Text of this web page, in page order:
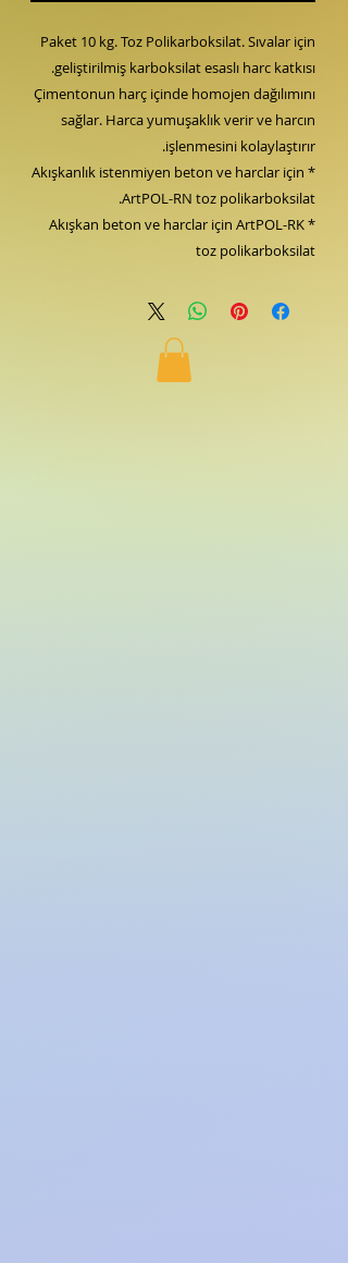
Paket 10 kg. Toz Polikarboksilat. Sıvalar için
geliştirilmiş karboksilat esaslı harc katkısı.
Çimentonun harç içinde homojen dağılımını
sağlar. Harca yumuşaklık verir ve harcın
işlenmesini kolaylaştırır.
* Akışkanlık istenmiyen beton ve harclar için
ArtPOL-RN toz polikarboksilat.
* Akışkan beton ve harclar için ArtPOL-RK
toz polikarboksilat